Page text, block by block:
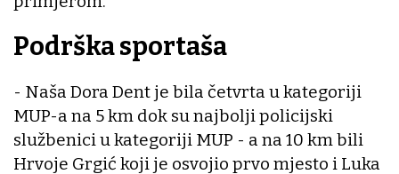
Podrška sportaša
- Naša Dora Dent je bila četvrta u kategoriji
MUP-a na 5 km dok su najbolji policijski
službenici u kategoriji MUP - a na 10 km bili
Hrvoje Grgić koji je osvojio prvo mjesto i Luka